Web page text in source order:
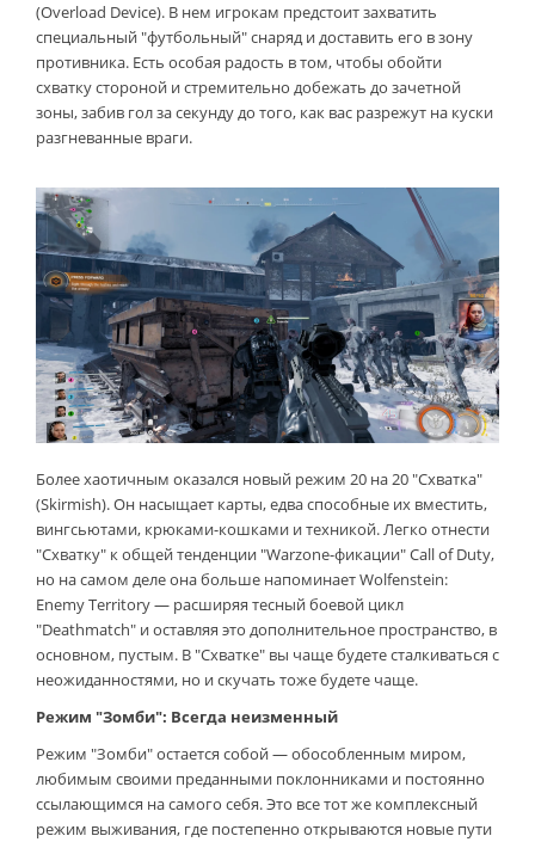
(Overload Device). В нем игрокам предстоит захватить
специальный "футбольный" снаряд и доставить его в зону
противника. Есть особая радость в том, чтобы обойти
схватку стороной и стремительно добежать до зачетной
зоны, забив гол за секунду до того, как вас разрежут на куски
разгневанные враги.
Более хаотичным оказался новый режим 20 на 20 "Схватка"
(Skirmish). Он насыщает карты, едва способные их вместить,
вингсьютами, крюками-кошками и техникой. Легко отнести
"Схватку" к общей тенденции "Warzone-фикации" Call of Duty,
но на самом деле она больше напоминает Wolfenstein:
Enemy Territory — расширяя тесный боевой цикл
"Deathmatch" и оставляя это дополнительное пространство, в
основном, пустым. В "Схватке" вы чаще будете сталкиваться с
неожиданностями, но и скучать тоже будете чаще.
Режим "Зомби": Всегда неизменный
Режим "Зомби" остается собой — обособленным миром,
любимым своими преданными поклонниками и постоянно
ссылающимся на самого себя. Это все тот же комплексный
режим выживания, где постепенно открываются новые пути